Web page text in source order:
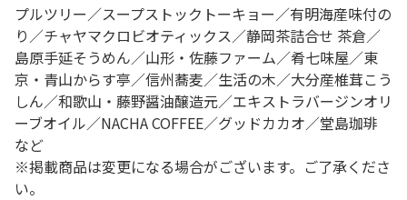
プルツリー／スープストックトーキョー／有明海産味付の
り／チャヤマクロビオティックス／静岡茶詰合せ 茶倉／
島原手延そうめん／山形・佐藤ファーム／肴七味屋／東
京・青山からす亭／信州蕎麦／生活の木／大分産椎茸こう
しん／和歌山・藤野醤油醸造元／エキストラバージンオリ
ーブオイル／NACHA COFFEE／グッドカカオ／堂島珈琲
など
※掲載商品は変更になる場合がございます。ご了承くださ
い。